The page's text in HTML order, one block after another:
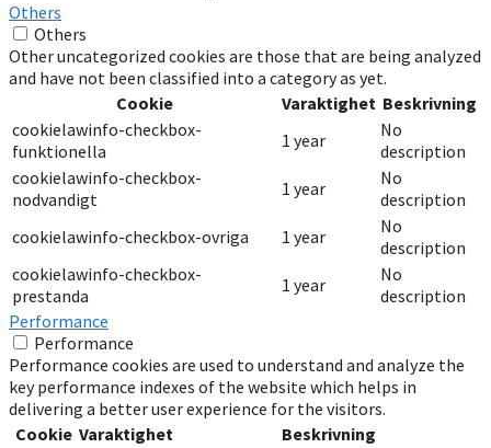
Others
Others
Other uncategorized cookies are those that are being analyzed
and have not been classified into a category as yet.
Cookie
Varaktighet Beskrivning
cookielawinfo-checkbox-
funktionella
1 year
No
description
cookielawinfo-checkbox-
nodvandigt
1 year
No
description
cookielawinfo-checkbox-ovriga
1 year
No
description
cookielawinfo-checkbox-
prestanda
1 year
No
description
Performance
Performance
Performance cookies are used to understand and analyze the
key performance indexes of the website which helps in
delivering a better user experience for the visitors.
Cookie Varaktighet Beskrivning